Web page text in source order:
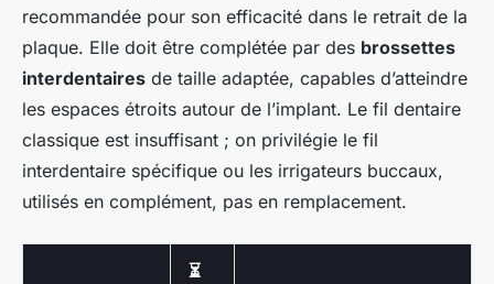
recommandée pour son efficacité dans le retrait de la
plaque. Elle doit être complétée par des brossettes
interdentaires de taille adaptée, capables d’atteindre
les espaces étroits autour de l’implant. Le fil dentaire
classique est insuffisant ; on privilégie le fil
interdentaire spécifique ou les irrigateurs buccaux,
utilisés en complément, pas en remplacement.
⏳